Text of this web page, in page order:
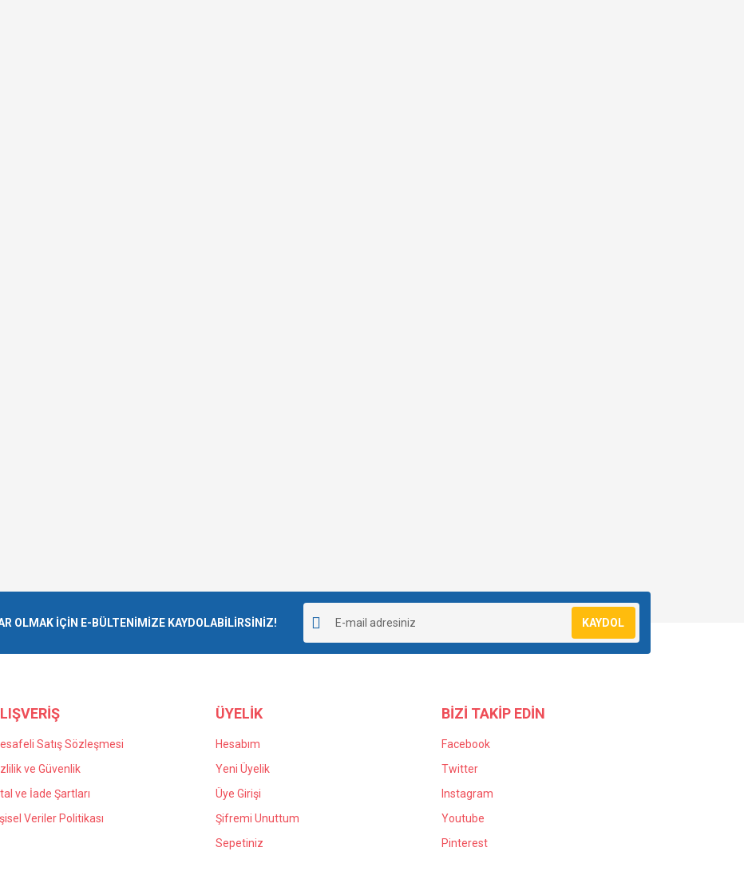
OLMAK İÇİN E-BÜLTENİMİZE KAYDOLABİLİRSİNİZ! KAYDOL
Satış Sözleşmesi
ve Güvenlik
ve İade Şartları
Veriler Politikası
ÜYELİK
Hesabım
Yeni Üyelik
Üye Girişi
Şifremi Unuttum
Sepetiniz
BİZİ TAKİP EDİN
Facebook
Twitter
Instagram
Youtube
Pinterest